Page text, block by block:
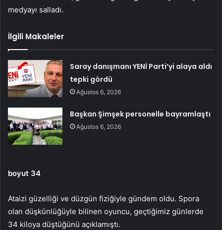
medyayı salladı.
İlgili Makaleler
Saray danışmanı YENİ Parti’yi alaya aldı
tepki gördü
Ağustos 6, 2026
Başkan Şimşek personelle bayramlaştı
Ağustos 6, 2026
boyut 34
Ataizi güzelliği ve düzgün fiziğiyle gündem oldu. Spora
olan düşkünlüğüyle bilinen oyuncu, geçtiğimiz günlerde
34 kiloya düştüğünü açıklamıştı.